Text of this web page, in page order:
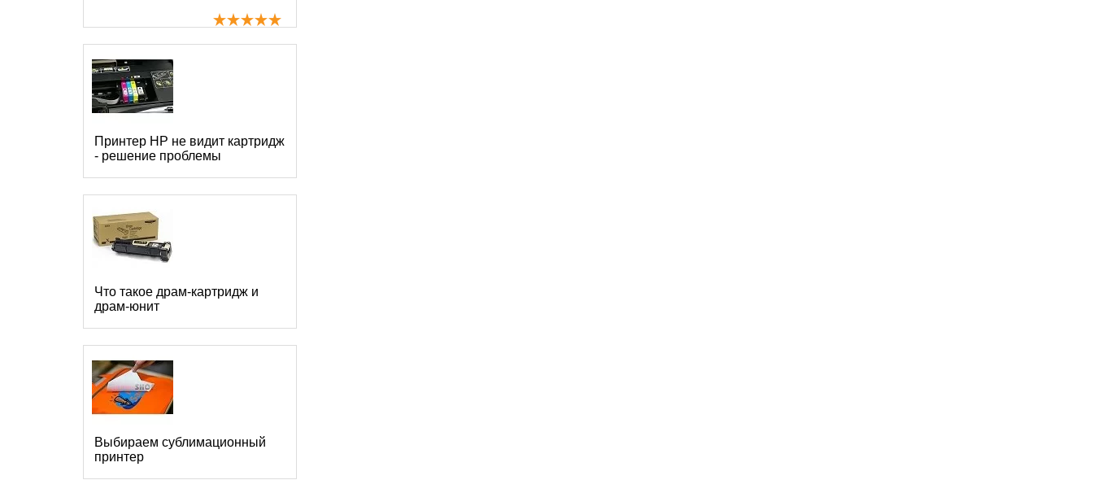
Принтер HP не видит картридж
- решение проблемы
Что такое драм-картридж и
драм-юнит
Выбираем сублимационный
принтер